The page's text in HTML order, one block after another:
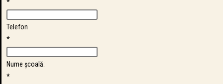
*
Telefon
*
Nume școală:
*